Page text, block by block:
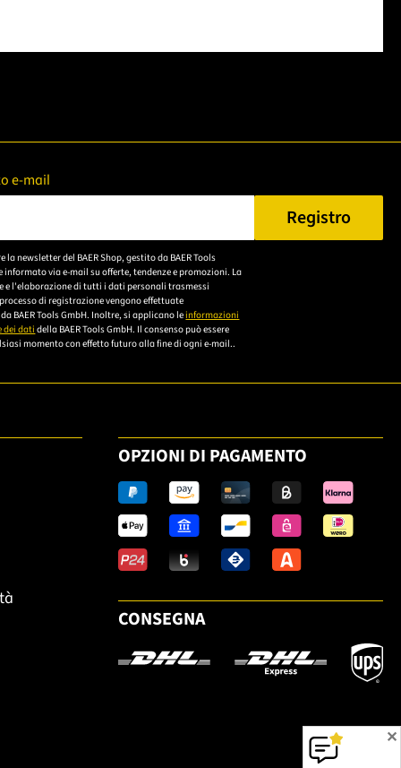
✕
e-mail
Sie eine gültige E-Mail-Adresse ein.
Registro
la newsletter del BAER Shop, gestito da BAER Tools
informato via e-mail su offerte, tendenze e promozioni. La
e l'elaborazione di tutti i dati personali trasmessi
di registrazione vengono effettuate
BAER Tools GmbH. Inoltre, si applicano le informazioni
dei dati della BAER Tools GmbH. Il consenso può essere
momento con effetto futuro alla fine di ogni e-mail..
OPZIONI DI PAGAMENTO
CONSEGNA